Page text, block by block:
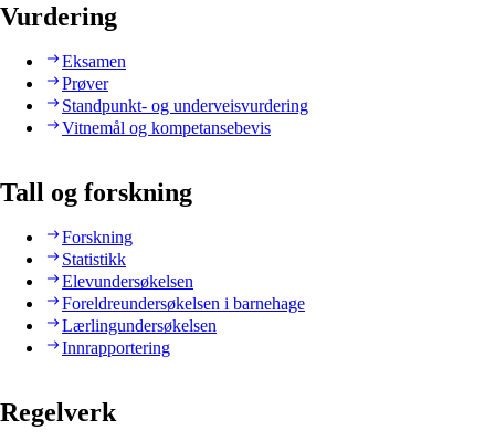
Vurdering
Eksamen
Prøver
Standpunkt- og underveisvurdering
Vitnemål og kompetansebevis
Tall og forskning
Forskning
Statistikk
Elevundersøkelsen
Foreldreundersøkelsen i barnehage
Lærlingundersøkelsen
Innrapportering
Regelverk